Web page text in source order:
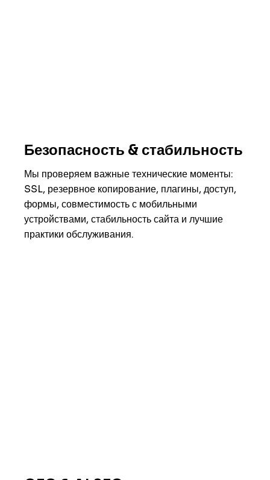
Безопасность & стабильность
Мы проверяем важные технические моменты:
SSL, резервное копирование, плагины, доступ,
формы, совместимость с мобильными
устройствами, стабильность сайта и лучшие
практики обслуживания.